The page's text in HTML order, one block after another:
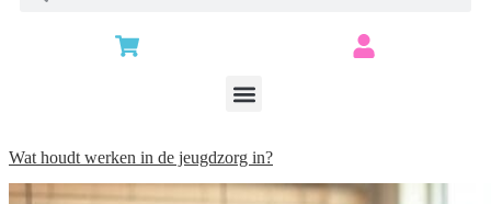
Wat houdt werken in de jeugdzorg in?